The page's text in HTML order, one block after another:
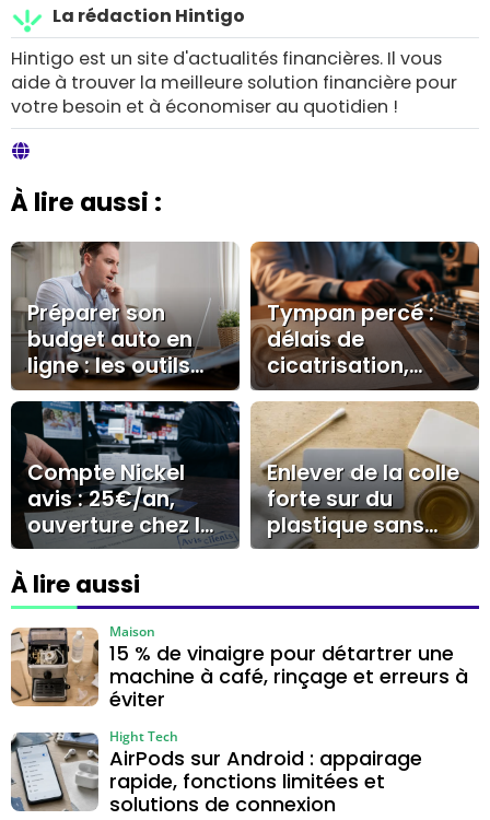
La rédaction Hintigo
Hintigo est un site d'actualités financières. Il vous
aide à trouver la meilleure solution financière pour
votre besoin et à économiser au quotidien !
À lire aussi :
Préparer son
budget auto en
ligne : les outils
digitaux qui
changent tout
avant la
concession
Tympan percé :
délais de
cicatrisation,
récupération
auditive et soins
essentiels
Compte Nickel
avis : 25€/an,
ouverture chez le
buraliste et
limites à
connaître
Enlever de la colle
forte sur du
plastique sans
voile blanc ni
À lire aussi
15 % de vinaigre pour détartrer une
machine à café, rinçage et erreurs à
éviter
Maison
AirPods sur Android : appairage
rapide, fonctions limitées et
solutions de connexion
Hight Tech